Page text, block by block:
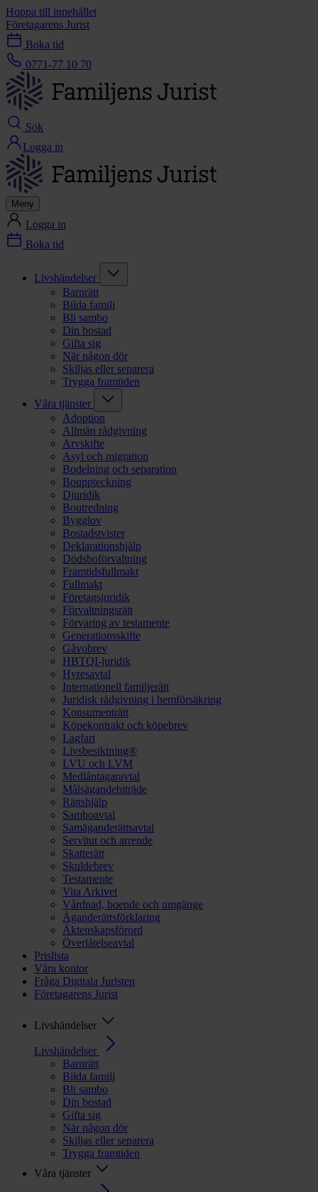
Hoppa till innehållet
Företagarens Jurist
Boka tid
0771-77 10 70
Sök
Logga in
Meny
Logga in
Boka tid
Livshändelser
Barnrätt
Bilda familj
Bli sambo
Din bostad
Gifta sig
När någon dör
Skiljas eller separera
Trygga framtiden
Våra tjänster
Adoption
Allmän rådgivning
Arvskifte
Asyl och migration
Bodelning och separation
Bouppteckning
Djuridik
Boutredning
Bygglov
Bostadstvister
Deklarationshjälp
Dödsboförvaltning
Framtidsfullmakt
Fullmakt
Företagsjuridik
Förvaltningsrätt
Förvaring av testamente
Generationsskifte
Gåvobrev
HBTQI-juridik
Hyresavtal
Internationell familjerätt
Juridisk rådgivning i hemförsäkring
Konsumenträtt
Köpekontrakt och köpebrev
Lagfart
Livsbesiktning®
LVU och LVM
Medlåntagaravtal
Målsägandebiträde
Rättshjälp
Samboavtal
Samäganderättsavtal
Servitut och arrende
Skatterätt
Skuldebrev
Testamente
Vita Arkivet
Vårdnad, boende och umgänge
Äganderättsförklaring
Äktenskapsförord
Överlåtelseavtal
Prislista
Våra kontor
Fråga Digitala Juristen
Företagarens Jurist
Livshändelser
Livshändelser
Barnrätt
Bilda familj
Bli sambo
Din bostad
Gifta sig
När någon dör
Skiljas eller separera
Trygga framtiden
Våra tjänster